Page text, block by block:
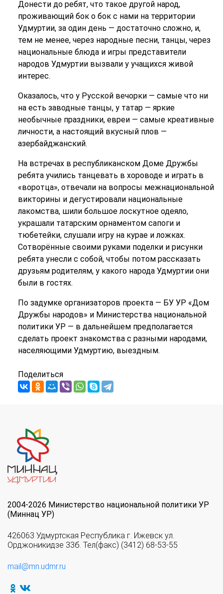
Донести до ребят, что такое другой народ,
проживающий бок о бок с нами на территории
Удмуртии, за один день — достаточно сложно, и,
тем не менее, через народные песни, танцы, через
национальные блюда и игры представители
народов Удмуртии вызвали у учащихся живой
интерес.
Оказалось, что у Русской вечорки — самые что ни
на есть заводные танцы, у татар — яркие
необычные праздники, евреи — самые креативные
личности, а настоящий вкусный плов —
азербайджанский.
На встречах в республиканском Доме Дружбы
ребята учились танцевать в хороводе и играть в
«воротца», отвечали на вопросы межнациональной
викторины и дегустировали национальные
лакомства, шили большое лоскутное одеяло,
украшали татарским орнаментом сапоги и
тюбетейки, слушали игру на курае и ложках.
Сотворённые своими руками поделки и рисунки
ребята унесли с собой, чтобы потом рассказать
друзьям родителям, у какого народа Удмуртии они
были в гостях.
По задумке организаторов проекта — БУ УР «Дом
Дружбы народов» и Министерства национальной
политики УР — в дальнейшем предполагается
сделать проект знакомства с разными народами,
населяющими Удмуртию, выездным.
Поделиться
2004-2026 Министерство национальной политики УР
(Миннац УР)
426063 Удмуртская Республика г. Ижевск ул.
Орджоникидзе 33б. Тел(факс) (3412) 68-53-55
mail@mn.udmr.ru